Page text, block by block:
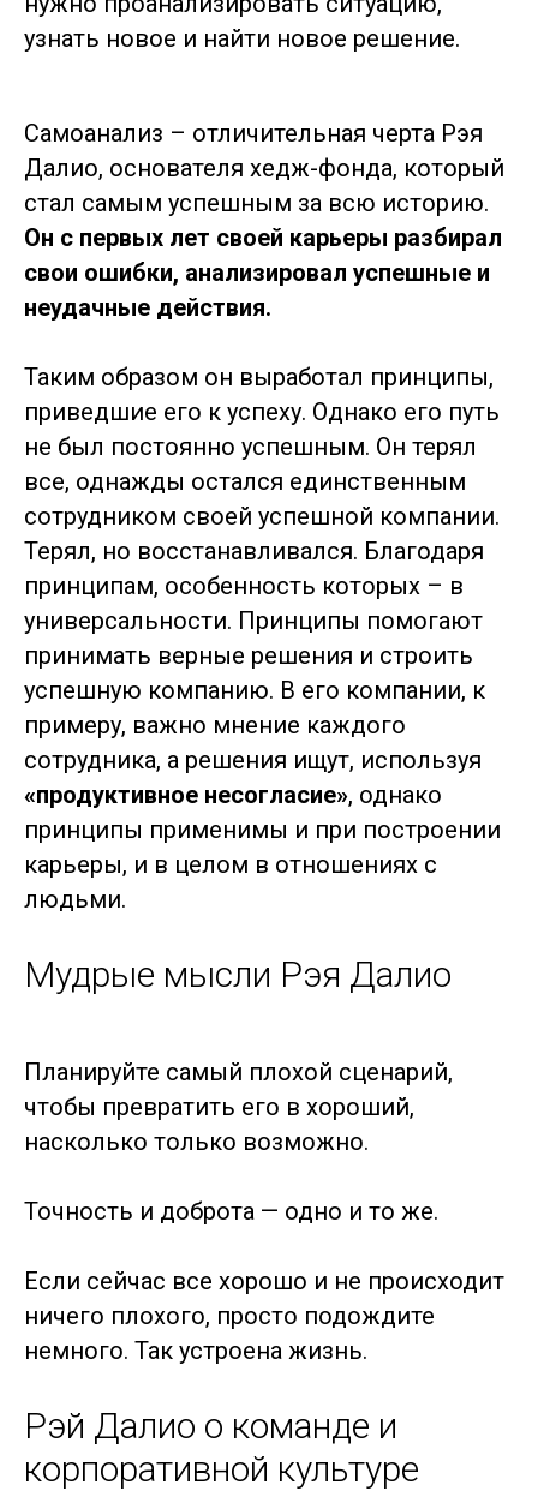
узнать новое и найти новое решение.
Самоанализ – отличительная черта Рэя
Далио, основателя хедж-фонда, который
стал самым успешным за всю историю.
Он с первых лет своей карьеры разбирал
свои ошибки, анализировал успешные и
неудачные действия.
Таким образом он выработал принципы,
приведшие его к успеху. Однако его путь
не был постоянно успешным. Он терял
все, однажды остался единственным
сотрудником своей успешной компании.
Терял, но восстанавливался. Благодаря
принципам, особенность которых – в
универсальности. Принципы помогают
принимать верные решения и строить
успешную компанию. В его компании, к
примеру, важно мнение каждого
сотрудника, а решения ищут, используя
«продуктивное несогласие», однако
принципы применимы и при построении
карьеры, и в целом в отношениях с
людьми.
Мудрые мысли Рэя Далио
Планируйте самый плохой сценарий,
чтобы превратить его в хороший,
насколько только возможно.
Точность и доброта — одно и то же.
Если сейчас все хорошо и не происходит
ничего плохого, просто подождите
немного. Так устроена жизнь.
Рэй Далио о команде и
корпоративной культуре